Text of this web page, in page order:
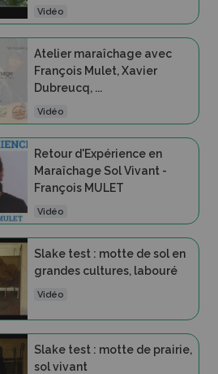
Vidéo
Atelier maraîchage avec
François Mulet, Xavier
Dubreucq, ...
Vidéo
Retour d'Expérience en
Maraîchage Sol Vivant -
François MULET
Vidéo
Slake test : motte de sol en
grandes cultures, labouré
Vidéo
Slake test : motte de prairie,
sol vivant